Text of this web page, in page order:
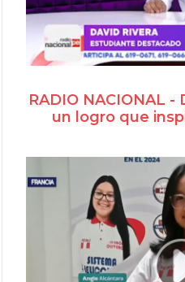
RADIO NACIONAL -
un logro que